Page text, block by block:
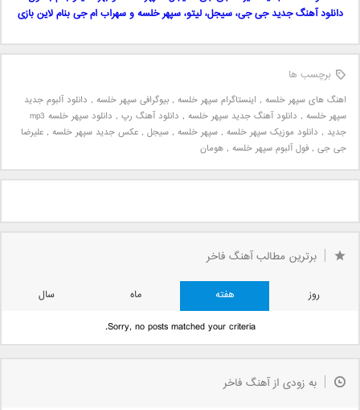
دانلود آهنگ جدید جی جی، سیجل، لیتو، سپهر خلسه و سهراب ام جی بنام لاین بازی
برچسب ها
اهنگ های سپهر خلسه , اینستاگرام سپهر خلسه , بیوگرافی سپهر خلسه , دانلود آلبوم جدید
سپهر خلسه , دانلود آهنگ جدید سپهر خلسه , دانلود آهنگ رپ ,
دانلود سپهر خلسه mp3
جدید , دانلود موزیک سپهر خلسه , سپهر خلسه , سیجل , عکس جدید سپهر خلسه , علیرضا
جی جی , فول آلبوم سپهر خلسه , هومان
برترین مطالب آهنگ فاخر
روز هفته ماه
سال
Sorry, no posts matched your criteria.
به زودی از آهنگ فاخر